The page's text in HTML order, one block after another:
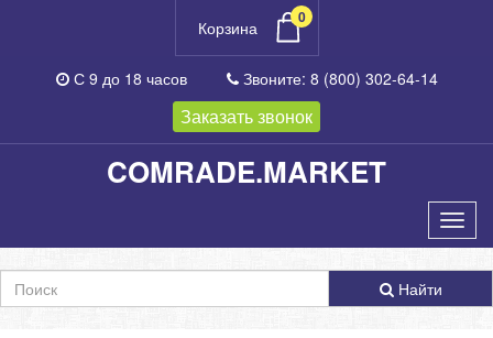
Корзина 0
С 9 до 18 часов Звоните: 8 (800) 302-64-14
Заказать звонок
COMRADE.MARKET
Найти